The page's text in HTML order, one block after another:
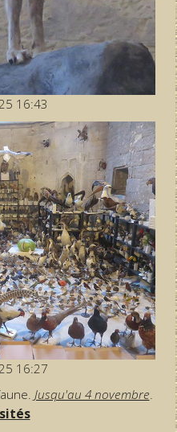
16:43
16:27
Jusqu'au 4 novembre.